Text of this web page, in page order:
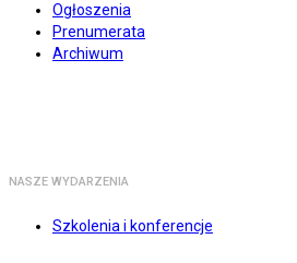
Ogłoszenia
Prenumerata
Archiwum
NASZE WYDARZENIA
Szkolenia i konferencje